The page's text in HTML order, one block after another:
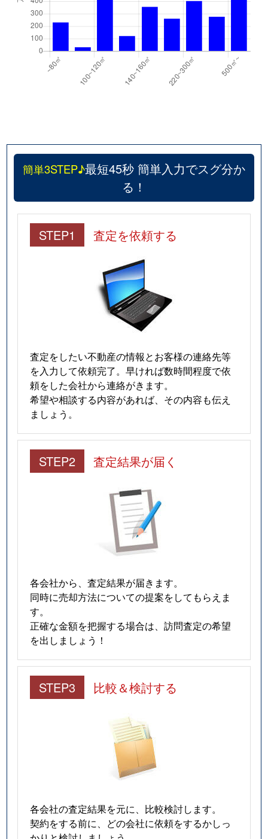
簡単3STEP♪最短45秒 簡単入力でスグ分か
る！
STEP1 査定を依頼する
査定をしたい不動産の情報とお客様の連絡先等
を入力して依頼完了。早ければ数時間程度で依
頼をした会社から連絡がきます。
希望や相談する内容があれば、その内容も伝え
ましょう。
STEP2 査定結果が届く
各会社から、査定結果が届きます。
同時に売却方法についての提案をしてもらえま
す。
正確な金額を把握する場合は、訪問査定の希望
を出しましょう！
STEP3 比較＆検討する
各会社の査定結果を元に、比較検討します。
契約をする前に、どの会社に依頼をするかしっ